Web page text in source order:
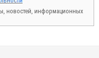
новостей, информационных